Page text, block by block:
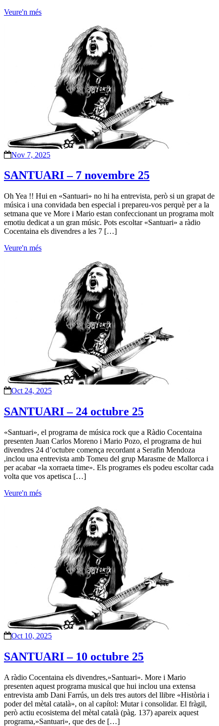
Veure'n més
Nov 7, 2025
SANTUARI – 7 novembre 25
Oh Yea !! Hui en «Santuari» no hi ha entrevista, però si un grapat de
música i una convidada ben especial i prepareu-vos perquè per a la
setmana que ve More i Mario estan confeccionant un programa molt
emotiu dedicat a un gran músic. Pots escoltar «Santuari» a ràdio
Cocentaina els divendres a les 7 […]
Veure'n més
Oct 24, 2025
SANTUARI – 24 octubre 25
«Santuari», el programa de música rock que a Ràdio Cocentaina
presenten Juan Carlos Moreno i Mario Pozo, el programa de hui
divendres 24 d’octubre comença recordant a Serafin Mendoza
,inclou una entrevista amb Tomeu del grup Marasme de Mallorca i
per acabar «la xorraeta time». Els programes els podeu escoltar cada
volta que vos apetisca […]
Veure'n més
Oct 10, 2025
SANTUARI – 10 octubre 25
A ràdio Cocentaina els divendres,»Santuari». More i Mario
presenten aquest programa musical que hui inclou una extensa
entrevista amb Dani Farrús, un dels tres autors del llibre «Història i
poder del mètal català», on al capítol: Mutar i consolidar. El fràgil,
però actiu ecosistema del mètal català (pàg. 137) apareix aquest
programa,»Santuari», que des de […]